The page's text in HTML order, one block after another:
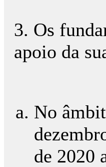
3. Os
apoio da
No
de 2020